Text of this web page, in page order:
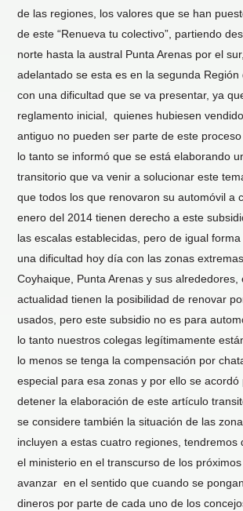
de las regiones, los valores que se han
de este “Renueva tu colectivo”, partiendo
norte hasta la austral Punta Arenas por el
adelantado se esta es en la segunda Región
con una dificultad que se va presentar, ya
reglamento inicial, quienes hubiesen
antiguo no pueden ser parte de este
lo tanto se informó que se está elaborando
transitorio que va venir a solucionar este
que todos los que renovaron su automóvil a
enero del 2014 tienen derecho a este
las escalas establecidas, pero de igual
una dificultad hoy día con las zonas
Coyhaique, Punta Arenas y sus alrededores,
actualidad tienen la posibilidad de renovar
usados, pero este subsidio no es para
lo tanto nuestros colegas legítimamente
lo menos se tenga la compensación por
especial para esa zonas y por ello se acordó
detener la elaboración de este artículo
se considere también la situación de las
incluyen a estas cuatro regiones, tendremos
el ministerio en el transcurso de los
avanzar en el sentido que cuando se
dineros por parte de cada uno de los